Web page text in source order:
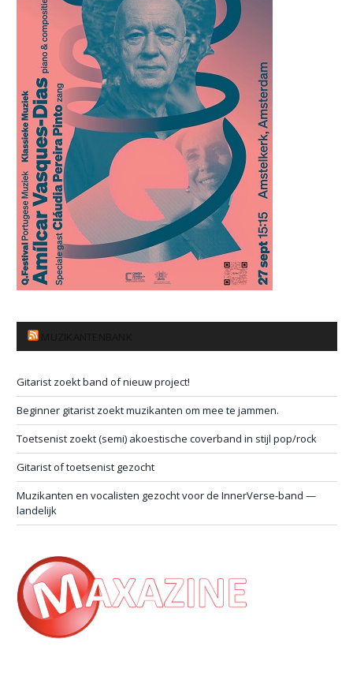
Gitarist zoekt band of nieuw project!
Beginner gitarist zoekt muzikanten om mee te jammen.
Toetsenist zoekt (semi) akoestische coverband in stijl pop/rock
Gitarist of toetsenist gezocht
Muzikanten en vocalisten gezocht voor de InnerVerse-band —
landelijk